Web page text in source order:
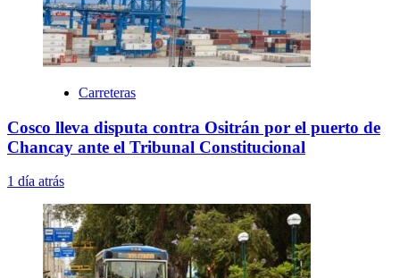
Carreteras
Cosco lleva disputa contra Ositrán por el puerto de
Chancay ante el Tribunal Constitucional
1 día atrás